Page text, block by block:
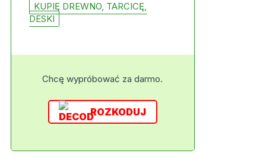
KUPIĘ DREWNO, TARCICĘ,
DESKI
Chcę wypróbować za darmo.
ROZKODUJ